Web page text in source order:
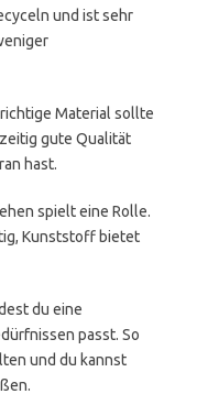
und ist sehr
Material sollte
gute Qualität
hast.
spielt eine Rolle.
Kunststoff bietet
du eine
passt. So
und du kannst